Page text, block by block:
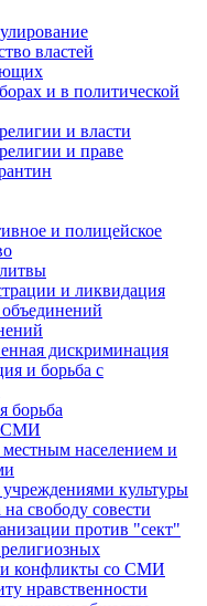
властей
и в политической
и власти
и праве
и полицейское
и ликвидация
дискриминация
и борьба с
борьба
СМИ
населением и
культуры
свободу совести
против "сект"
и конфликты со СМИ
нравственности